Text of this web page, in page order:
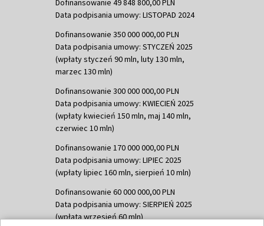
Dofinansowanie 49 848 800,00 PLN
Data podpisania umowy: LISTOPAD 2024
Dofinansowanie 350 000 000,00 PLN
Data podpisania umowy: STYCZEŃ 2025
(wpłaty styczeń 90 mln, luty 130 mln,
marzec 130 mln)
Dofinansowanie 300 000 000,00 PLN
Data podpisania umowy: KWIECIEŃ 2025
(wpłaty kwiecień 150 mln, maj 140 mln,
czerwiec 10 mln)
Dofinansowanie 170 000 000,00 PLN
Data podpisania umowy: LIPIEC 2025
(wpłaty lipiec 160 mln, sierpień 10 mln)
Dofinansowanie 60 000 000,00 PLN
Data podpisania umowy: SIERPIEŃ 2025
(wpłata wrzesień 60 mln)